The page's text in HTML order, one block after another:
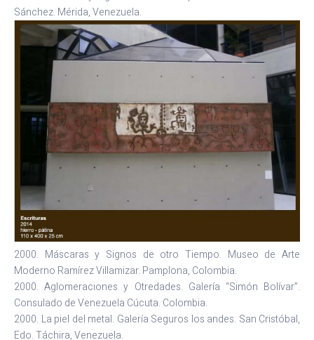
Sánchez. Mérida, Venezuela.
2000. Máscaras y Signos de otro Tiempo. Museo de Arte
Moderno Ramírez Villamizar. Pamplona, Colombia.
2000. Aglomeraciones y Otredades. Galería “Simón Bolívar”.
Consulado de Venezuela Cúcuta. Colombia.
2000. La piel del metal. Galería Seguros los andes. San Cristóbal,
Edo. Táchira, Venezuela.